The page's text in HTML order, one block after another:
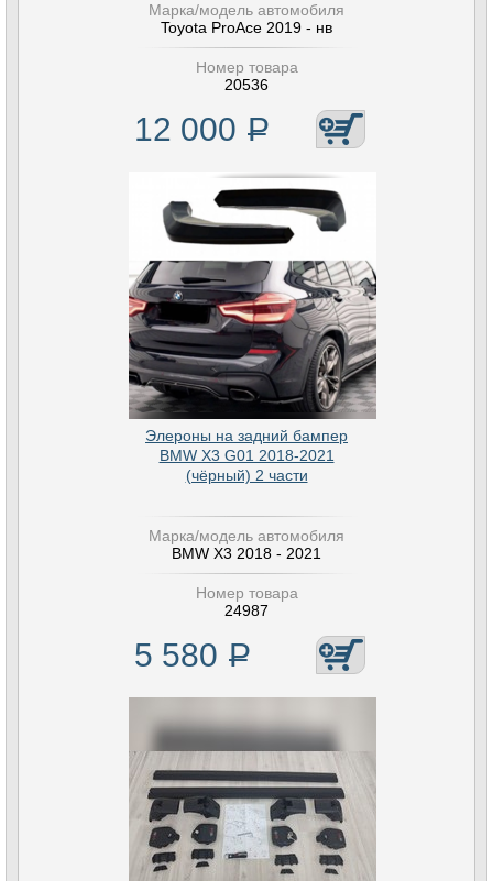
Марка/модель автомобиля
Toyota ProAce 2019 - нв
Номер товара
20536
12 000 Р
Элероны на задний бампер
BMW X3 G01 2018-2021
(чёрный) 2 части
Марка/модель автомобиля
BMW X3 2018 - 2021
Номер товара
24987
5 580 Р